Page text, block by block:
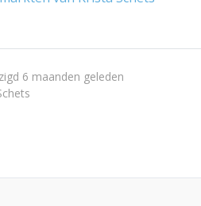
6 maanden geleden